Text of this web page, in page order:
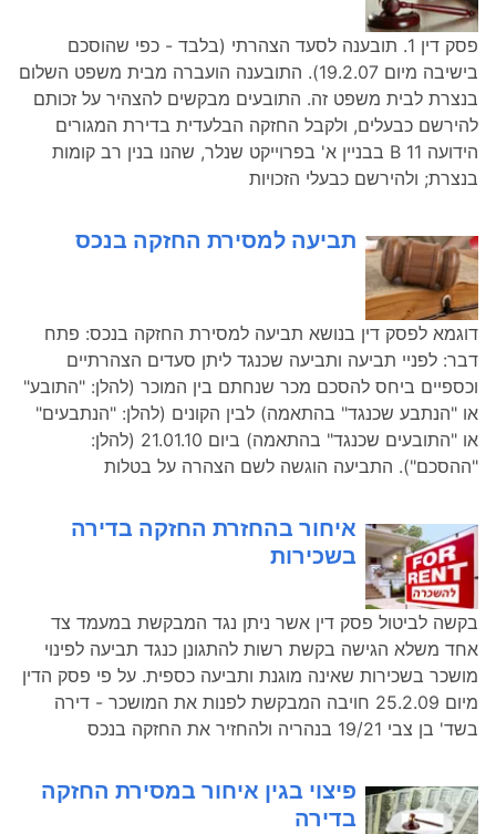
פסק דין 1. תובענה לסעד הצהרתי (בלבד - כפי שהוסכם
בישיבה מיום 19.2.07). התובענה הועברה מבית משפט השלום
בנצרת לבית משפט זה. התובעים מבקשים להצהיר על זכותם
להירשם כבעלים, ולקבל החזקה הבלעדית בדירת המגורים
הידועה 11 B בבניין א' בפרוייקט שנלר, שהנו בנין רב קומות
בנצרת; ולהירשם כבעלי הזכויות
תביעה למסירת החזקה בנכס
דוגמא לפסק דין בנושא תביעה למסירת החזקה בנכס: פתח
דבר: לפניי תביעה ותביעה שכנגד ליתן סעדים הצהרתיים
וכספיים ביחס להסכם מכר שנחתם בין המוכר (להלן: "התובע"
או "הנתבע שכנגד" בהתאמה) לבין הקונים (להלן: "הנתבעים"
או "התובעים שכנגד" בהתאמה) ביום 21.01.10 (להלן:
"ההסכם"). התביעה הוגשה לשם הצהרה על בטלות
איחור בהחזרת החזקה בדירה
בשכירות
בקשה לביטול פסק דין אשר ניתן נגד המבקשת במעמד צד
אחד משלא הגישה בקשת רשות להתגונן כנגד תביעה לפינוי
מושכר בשכירות שאינה מוגנת ותביעה כספית. על פי פסק הדין
מיום 25.2.09 חויבה המבקשת לפנות את המושכר - דירה
בשד' בן צבי 19/21 בנהריה ולהחזיר את החזקה בנכס
פיצוי בגין איחור במסירת החזקה
בדירה